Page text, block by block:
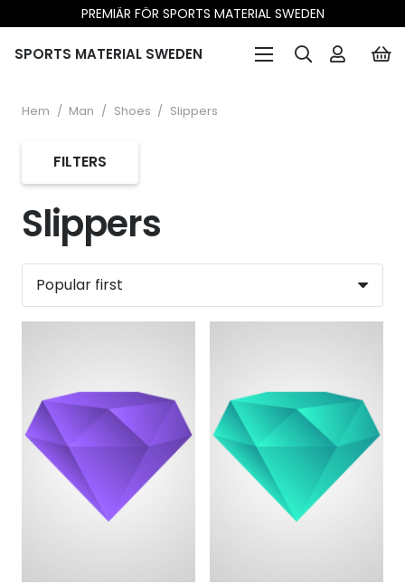
PREMIÄR FÖR SPORTS MATERIAL SWEDEN
SPORTS MATERIAL SWEDEN
Hem / Man / Shoes / Slippers
Slippers
FILTERS